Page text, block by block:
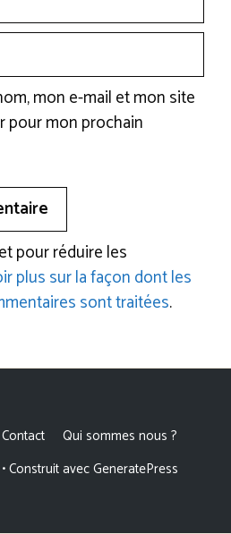
mon e-mail et mon site
pour mon prochain
pour réduire les
plus sur la façon dont les
sont traitées.
Contact
Qui sommes nous ?
• Construit avecGeneratePress